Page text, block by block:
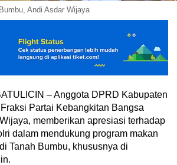
Andi Asdar Wijaya
– Anggota DPRD Kabupaten
Partai Kebangkitan Bangsa
memberikan apresiasi terhadap
dalam mendukung program makan
Tanah Bumbu, khususnya di